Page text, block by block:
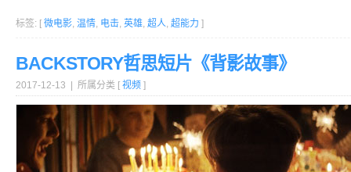
标签: [ 微电影, 温情, 电击, 英雄, 超人, 超能力 ]
BACKSTORY哲思短片《背影故事》
2017-12-13 | 所属分类 [ 视频 ]